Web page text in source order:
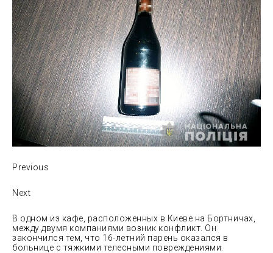
Previous
Next
В одном из кафе, расположенных в Киеве на Бортничах,
между двумя компаниями возник конфликт. Он
закончился тем, что 16-летний парень оказался в
больнице с тяжкими телесными повреждениями.